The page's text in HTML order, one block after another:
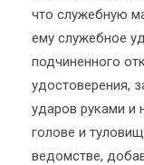
что служебную
ему служебное
подчиненного
удостоверения,
ударов руками и
голове и
ведомстве,